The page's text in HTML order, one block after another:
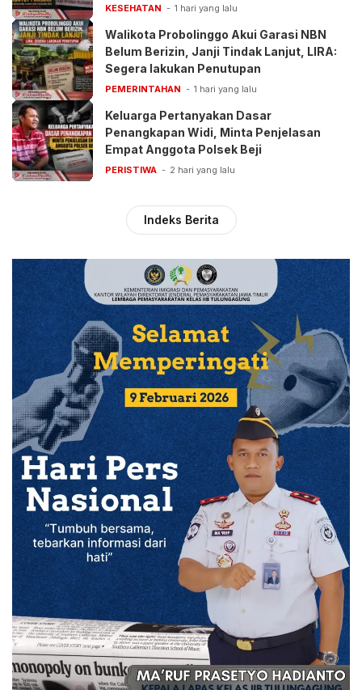
Pelayanan BPJS
KESEHATAN 1 hari yang lalu
Walikota Probolinggo Akui Garasi NBN
Belum Berizin, Janji Tindak Lanjut, LIRA:
Segera lakukan Penutupan
PEMERINTAHAN 1 hari yang lalu
Keluarga Pertanyakan Dasar
Penangkapan Widi, Minta Penjelasan
Empat Anggota Polsek Beji
PERISTIWA 2 hari yang lalu
Indeks Berita